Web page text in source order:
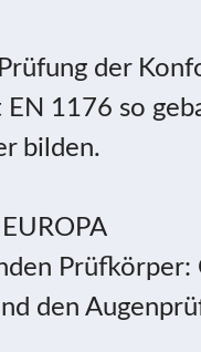
der
1176 so
bilden.
Prüfkörper:
den